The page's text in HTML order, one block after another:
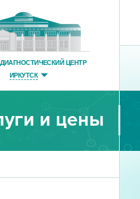
ЦЕНТР
ИРКУТСК
и цены